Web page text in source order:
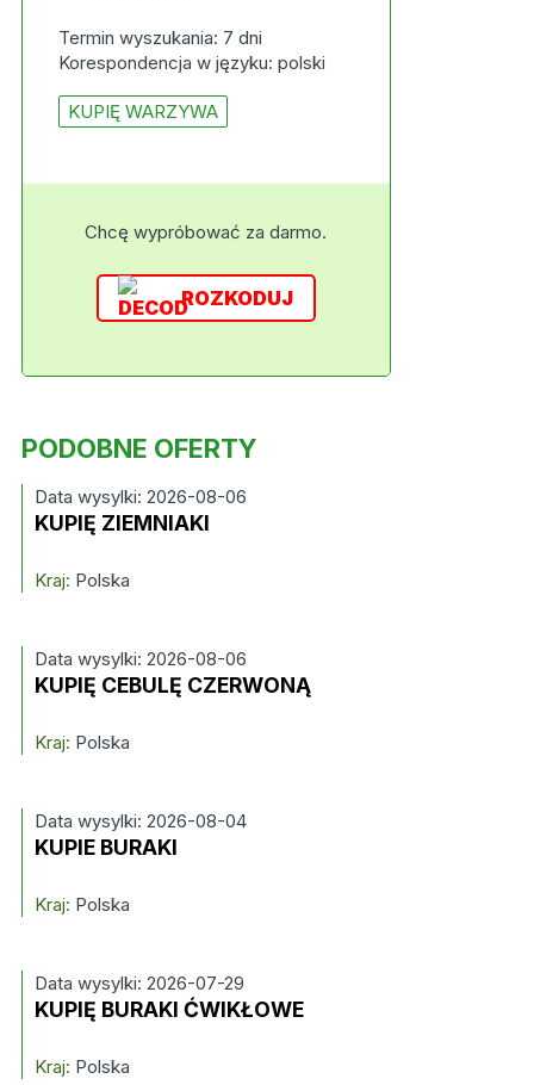
Termin wyszukania: 7 dni
Korespondencja w języku: polski
KUPIĘ WARZYWA
Chcę wypróbować za darmo.
ROZKODUJ
PODOBNE OFERTY
Data wysylki: 2026-08-06
KUPIĘ ZIEMNIAKI
Kraj: Polska
Data wysylki: 2026-08-06
KUPIĘ CEBULĘ CZERWONĄ
Kraj: Polska
Data wysylki: 2026-08-04
KUPIE BURAKI
Kraj: Polska
Data wysylki: 2026-07-29
KUPIĘ BURAKI ĆWIKŁOWE
Kraj: Polska